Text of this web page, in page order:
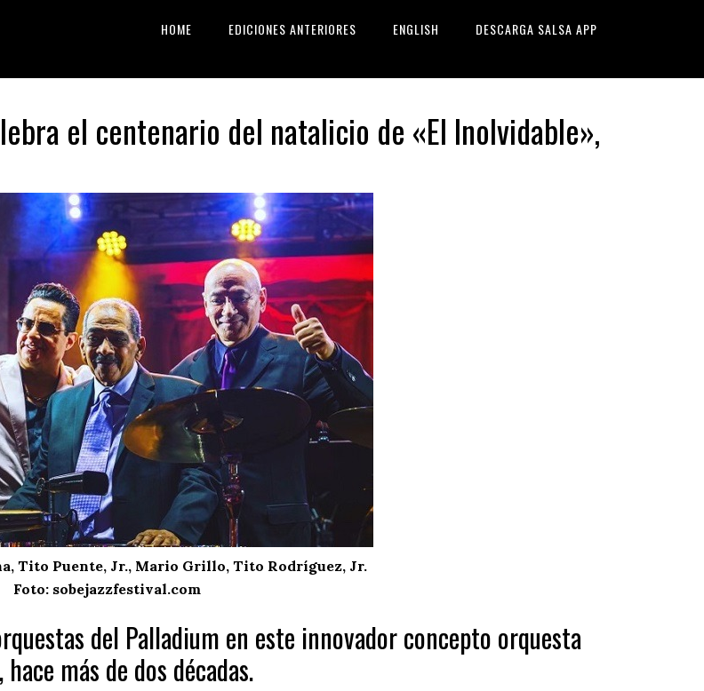
HOME EDICIONES ANTERIORES ENGLISH DESCARGA SALSA APP
el centenario del natalicio de «El Inolvidable»,
Tito Puente, Jr., Mario Grillo, Tito Rodríguez, Jr.
Foto: sobejazzfestival.com
del Palladium en este innovador concepto orquesta
más de dos décadas.